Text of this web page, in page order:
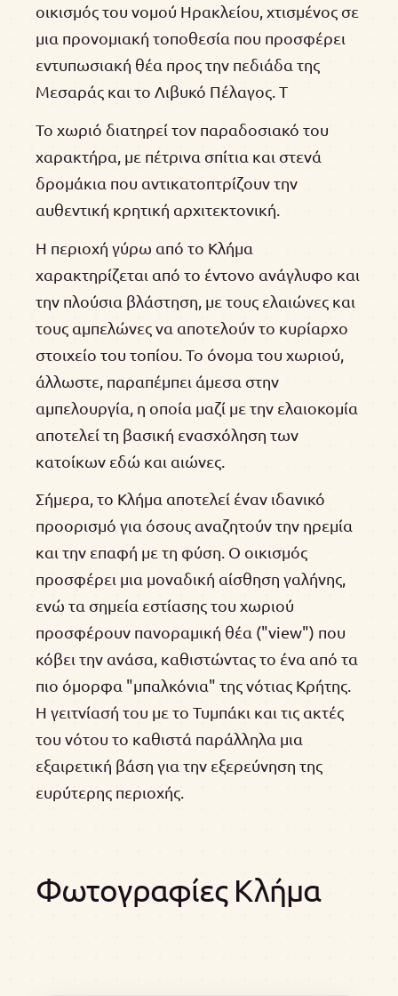
οικισμός του νομού Ηρακλείου, χτισμένος σε
μια προνομιακή τοποθεσία που προσφέρει
εντυπωσιακή θέα προς την πεδιάδα της
Μεσαράς και το Λιβυκό Πέλαγος. Τ
Το χωριό διατηρεί τον παραδοσιακό του
χαρακτήρα, με πέτρινα σπίτια και στενά
δρομάκια που αντικατοπτρίζουν την
αυθεντική κρητική αρχιτεκτονική.
Η περιοχή γύρω από το Κλήμα
χαρακτηρίζεται από το έντονο ανάγλυφο και
την πλούσια βλάστηση, με τους ελαιώνες και
τους αμπελώνες να αποτελούν το κυρίαρχο
στοιχείο του τοπίου. Το όνομα του χωριού,
άλλωστε, παραπέμπει άμεσα στην
αμπελουργία, η οποία μαζί με την ελαιοκομία
αποτελεί τη βασική ενασχόληση των
κατοίκων εδώ και αιώνες.
Σήμερα, το Κλήμα αποτελεί έναν ιδανικό
προορισμό για όσους αναζητούν την ηρεμία
και την επαφή με τη φύση. Ο οικισμός
προσφέρει μια μοναδική αίσθηση γαλήνης,
ενώ τα σημεία εστίασης του χωριού
προσφέρουν πανοραμική θέα ("view") που
κόβει την ανάσα, καθιστώντας το ένα από τα
πιο όμορφα "μπαλκόνια" της νότιας Κρήτης.
Η γειτνίασή του με το Τυμπάκι και τις ακτές
του νότου το καθιστά παράλληλα μια
εξαιρετική βάση για την εξερεύνηση της
ευρύτερης περιοχής.
Φωτογραφίες Κλήμα